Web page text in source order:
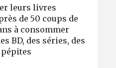
leurs livres
de 50 coups de
à consommer
BD, des séries, des